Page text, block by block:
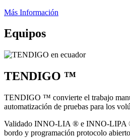
Más Información
Equipos
TENDIGO ™
TENDIGO ™ convierte el trabajo
automatización de pruebas para los
Validado INNO-LIA ® e INNO-LIPA
bordo y programación protocolo